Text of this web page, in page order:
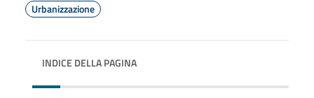
Urbanizzazione
INDICE DELLA PAGINA